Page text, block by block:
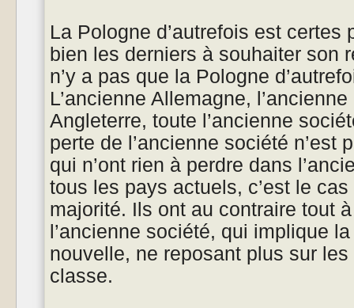
La Pologne d’autrefois est certes
bien les derniers à souhaiter son
n’y a pas que la Pologne
L’ancienne Allemagne,
Angleterre, toute l’ancienne
perte de l’ancienne société n’est
qui n’ont rien à perdre dans
tous les pays actuels, c’est le
majorité. Ils ont au contraire tout
l’ancienne société, qui implique
nouvelle, ne reposant plus sur
classe.